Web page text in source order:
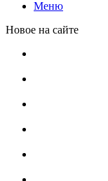
Меню
Новое на сайте